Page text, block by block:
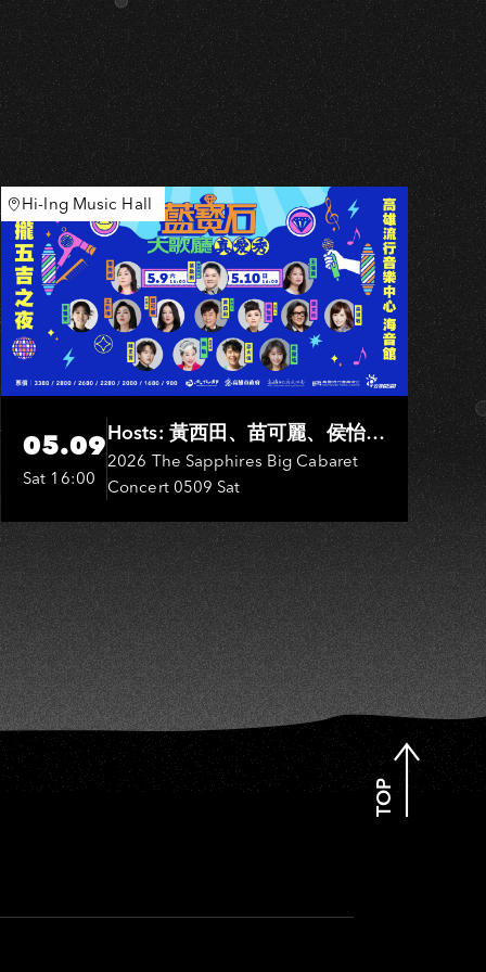
Hi-Ing Music Hall
05.09
Sat 16:00
Hosts: 黃西田、苗可麗、侯怡
君．Entertainers: 葉啟田、鳥來
嬤-吳敏、張秀卿、王彩樺、吳
淑敏、施文彬、邵大倫、曹雅
雯、陳孟賢、黃露瑤
2026 The Sapphires Big Cabaret
Concert 0509 Sat
TOP